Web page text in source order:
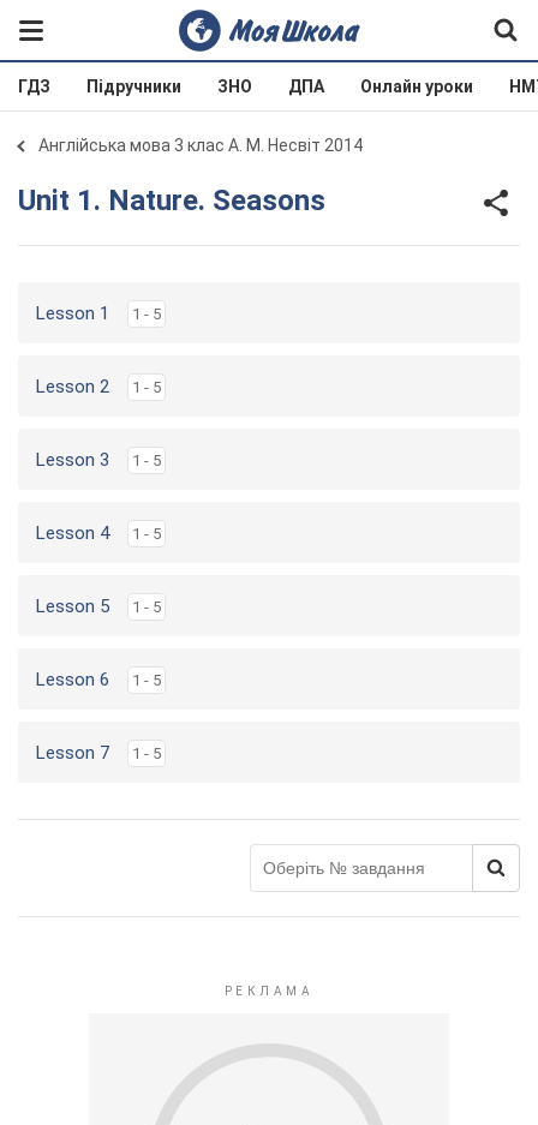
ГДЗ Підручники ЗНО ДПА Онлайн уроки
Англійська мова 3 клас А. М. Несвіт 2014
Unit 1. Nature. Seasons
Lesson 1 1 - 5
Lesson 2 1 - 5
Lesson 3 1 - 5
Lesson 4 1 - 5
Lesson 5 1 - 5
Lesson 6 1 - 5
Lesson 7 1 - 5